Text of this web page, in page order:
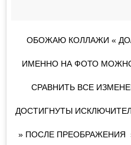
ОБОЖАЮ КОЛЛАЖИ «
ИМЕННО НА ФОТО МОЖНО
СРАВНИТЬ ВСЕ
ДОСТИГНУТЫ
» ПОСЛЕ ПРЕОБРАЖЕНИЯ